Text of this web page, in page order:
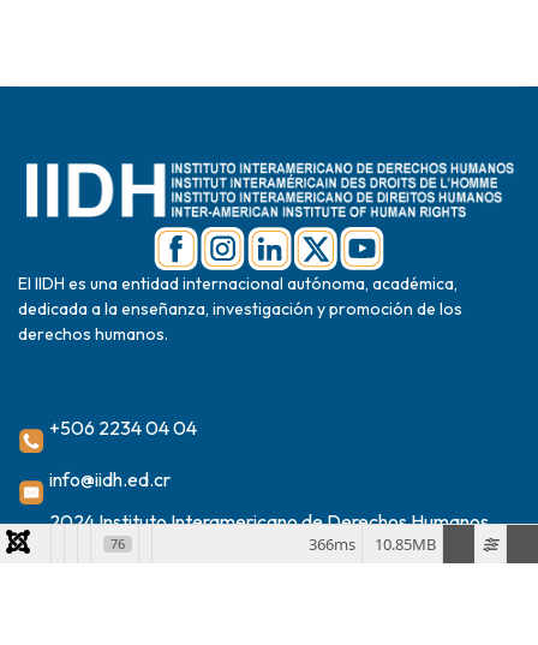
El IIDH es una entidad internacional autónoma, académica,
dedicada a la enseñanza, investigación y promoción de los
derechos humanos.
+506 2234 04 04
info@iidh.ed.cr
2024 Instituto Interamericano de Derechos Humanos
76 10.85MB
366ms